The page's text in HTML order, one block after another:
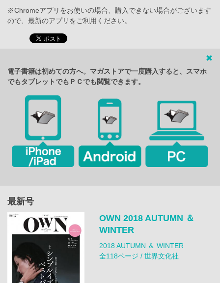
※Chromeアプリをお使いの場合、購入できない場合がございます
ので、最新のアプリをご利用ください。
電子書籍は初めての方へ。マガストアで一度購入すると、スマホ
でもタブレットでもＰＣでも閲覧できます。
最新号
OWN 2018 AUTUMN ＆
WINTER
2018 AUTUMN ＆ WINTER
全118ページ / 世界文化社